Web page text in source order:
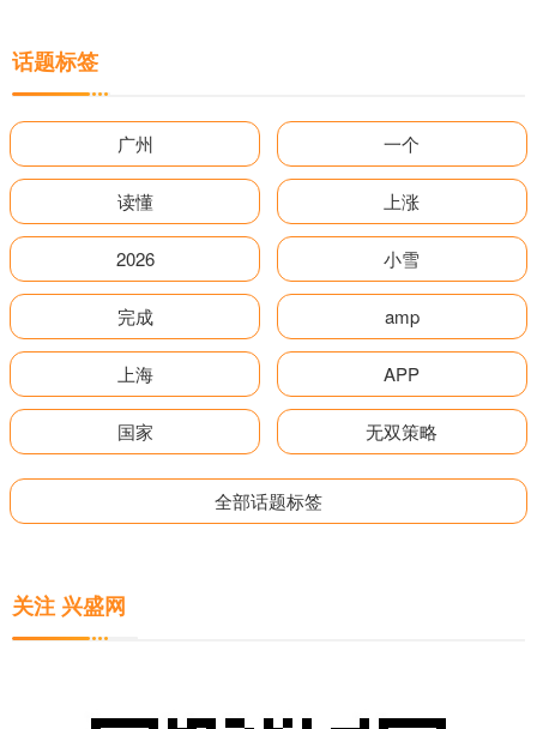
话题标签
广州 一个
读懂 上涨
2026 小雪
完成 amp
上海 APP
国家 无双策略
全部话题标签
关注 兴盛网